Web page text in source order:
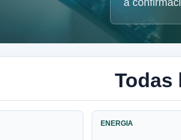
a
Todas
ENERGIA